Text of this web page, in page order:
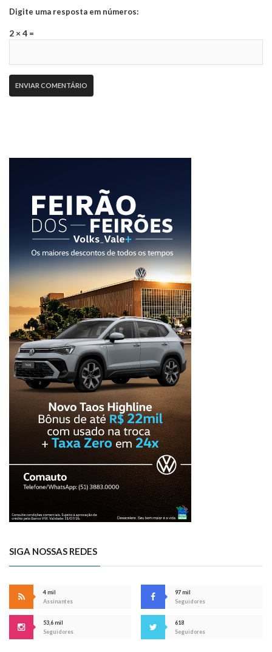
Digite uma resposta em números:
2 × 4 =
SIGA NOSSAS REDES
4 mil
Assinantes
97 mil
Seguidores
53,6 mil
Seguidores
618
Seguidores